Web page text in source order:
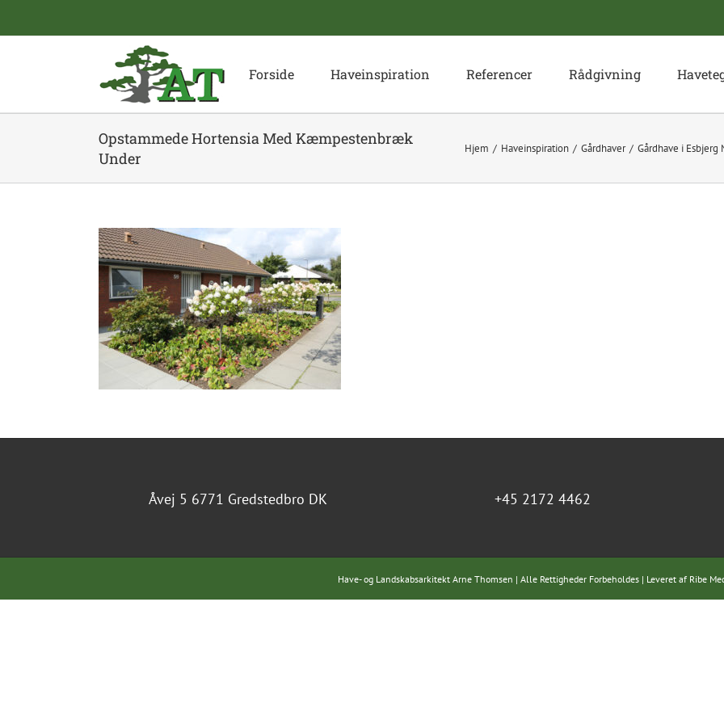
content
Forside Haveinspiration Referencer Rådgivning
Opstammede Hortensia Med Kæmpestenbræk
Under
Hjem Haveinspiration Gårdhaver Gårdhave i Esbjerg
Åvej 5 6771 Gredstedbro DK +45 2172 4462
Have- og Landskabsarkitekt Arne Thomsen | Alle Rettigheder Forbeholdes | Leveret af Ribe